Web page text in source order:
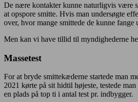
De nære kontakter kunne naturligvis være
at opspore smitte. Hvis man undersøgte
over, hvor mange smittede de kunne fange
Men kan vi have tillid til myndighederne
Massetest
For at bryde smittekæderne startede man
2021 kørte på sit hidtil højeste, testede
en plads på top ti i antal test pr. indbygger.